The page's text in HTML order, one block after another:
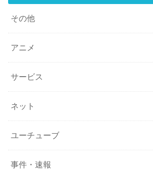
その他
アニメ
サービス
ネット
ユーチューブ
事件・速報